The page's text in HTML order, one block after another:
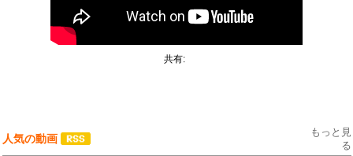
共有:
人気の動画
もっと見
る